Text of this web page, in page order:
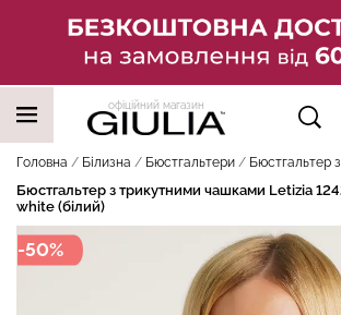
офіційний магазин
Головна Білизна Бюстгальтери Бюстгальтер
Бюстгальтер з трикутними чашками Letizia
white (білий)
-50%
НАШІ ТРЕНДОВІ ТОВАРИ